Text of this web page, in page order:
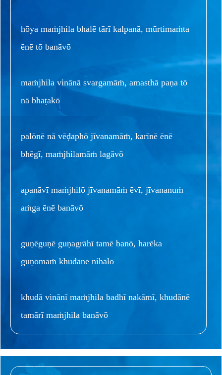
hōya maṁjhila bhalē tārī kalpanā, mūrtimaṁta
ēnē tō banāvō
maṁjhila vinānā svargamāṁ, amasthā paṇa tō
nā bhaṭakō
palōnē nā vēḍaphō jīvanamāṁ, karīnē ēnē
bhēgī, maṁjhilamāṁ lagāvō
apanāvī maṁjhilō jīvanamāṁ ēvī, jīvananuṁ
aṁga ēnē banāvō
guṇēguṇē guṇagrāhī tamē banō, harēka
guṇōmāṁ khudānē nihālō
khudā vinānī maṁjhila badhī nakāmī, khudānē
tamārī maṁjhila banāvō